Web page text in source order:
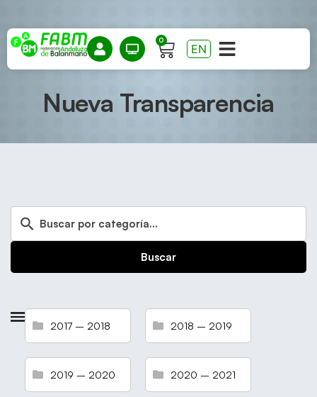
0
EN
Nueva Transparencia
Buscar
2017 – 2018 2018 – 2019
2019 – 2020 2020 – 2021